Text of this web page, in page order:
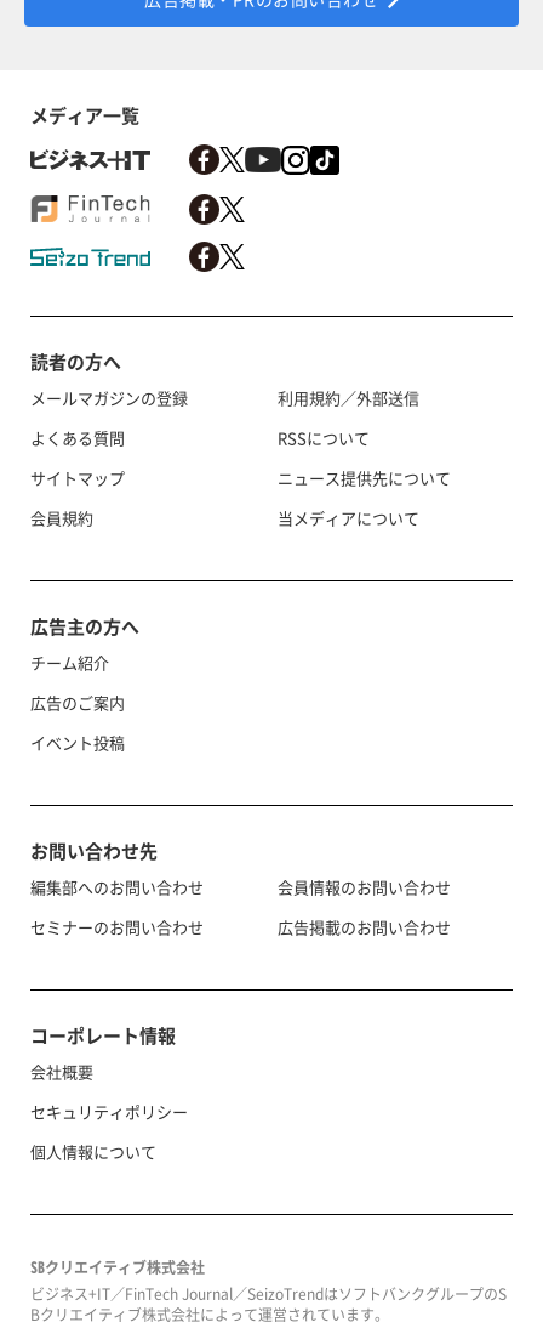
メディア一覧
読者の方へ
メールマガジンの登録
よくある質問
サイトマップ
会員規約
利用規約／外部送信
RSSについて
ニュース提供先について
当メディアについて
広告主の方へ
チーム紹介
広告のご案内
イベント投稿
お問い合わせ先
編集部へのお問い合わせ
セミナーのお問い合わせ
会員情報のお問い合わせ
広告掲載のお問い合わせ
コーポレート情報
会社概要
セキュリティポリシー
個人情報について
SBクリエイティブ株式会社
ビジネス+IT／FinTech Journal／SeizoTrendはソフトバンクグループのS
Bクリエイティブ株式会社によって運営されています。